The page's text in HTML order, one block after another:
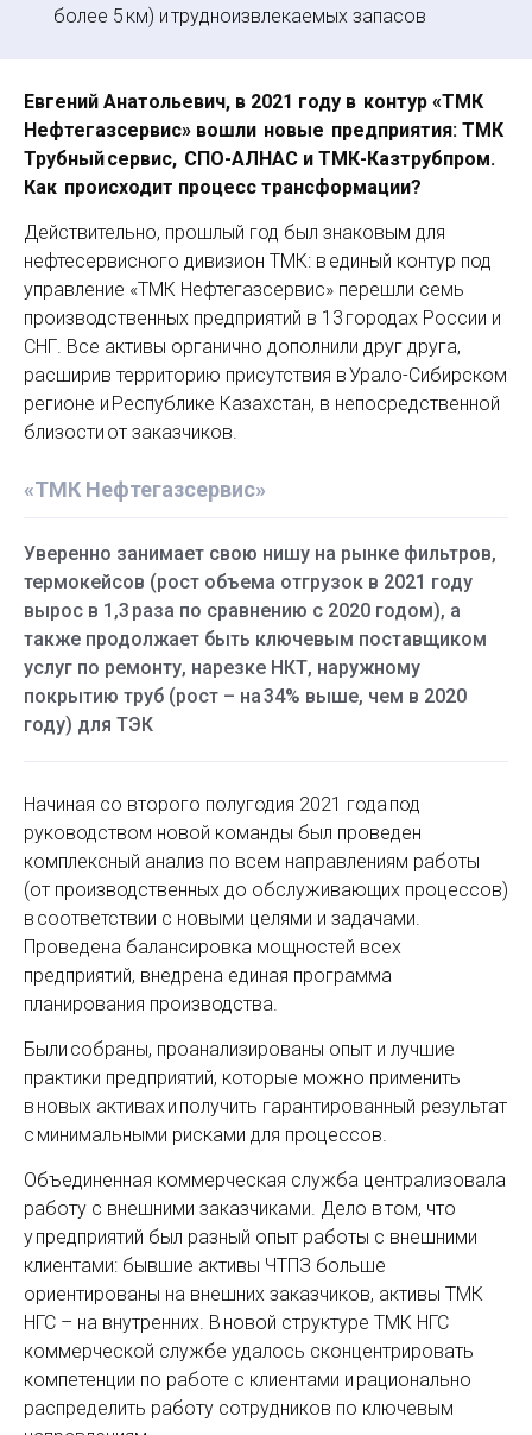
более 5 км) и трудноизвлекаемых запасов
Евгений Анатольевич, в 2021 году в контур «ТМК
Нефтегазсервис» вошли новые предприятия: ТМК
Трубный сервис, СПО-АЛНАС и ТМК-Казтрубпром.
Как происходит процесс трансформации?
Действительно, прошлый год был знаковым для
нефтесервисного дивизион ТМК: в единый контур под
управление «ТМК Нефтегазсервис» перешли семь
производственных предприятий в 13 городах России и
СНГ. Все активы органично дополнили друг друга,
расширив территорию присутствия в Урало-Сибирском
регионе и Республике Казахстан, в непосредственной
близости от заказчиков.
«ТМК Нефтегазсервис»
Уверенно занимает свою нишу на рынке фильтров,
термокейсов (рост объема отгрузок в 2021 году
вырос в 1,3 раза по сравнению с 2020 годом), а
также продолжает быть ключевым поставщиком
услуг по ремонту, нарезке НКТ, наружному
покрытию труб (рост – на 34% выше, чем в 2020
году) для ТЭК
Начиная со второго полугодия 2021 года под
руководством новой команды был проведен
комплексный анализ по всем направлениям работы
(от производственных до обслуживающих процессов)
в соответствии с новыми целями и задачами.
Проведена балансировка мощностей всех
предприятий, внедрена единая программа
планирования производства.
Были собраны, проанализированы опыт и лучшие
практики предприя­тий, которые можно применить
в новых активах и получить гарантированный результат
с минимальными рисками для процессов.
Объединенная коммерческая служба централизовала
работу с внешними заказчиками. Дело в том, что
у предприятий был разный опыт работы с внешними
клиентами: бывшие активы ЧТПЗ больше
ориентированы на внешних заказчиков, активы ТМК
НГС – на внутренних. В новой структуре ТМК НГС
коммерческой службе удалось сконцентрировать
компетенции по работе с клиентами и рационально
распределить работу сотрудников по ключевым